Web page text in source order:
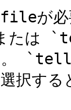
必要
たは
。
選択